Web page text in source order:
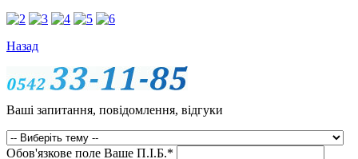
Назад
Ваші запитання, повідомлення, відгуки
Обов'язкове поле Ваше П.I.Б.*